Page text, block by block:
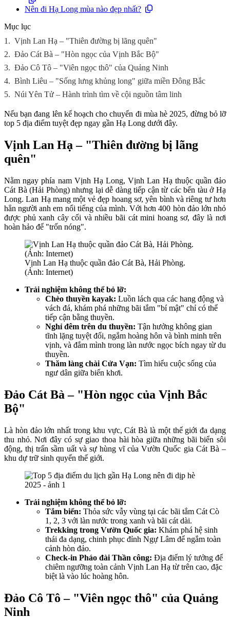
Nên đi Hạ Long mùa nào đẹp nhất?
Mục lục
1. Vịnh Lan Hạ – "Thiên đường bị lãng quên"
2. Đảo Cát Bà – "Hòn ngọc của Vịnh Bắc Bộ"
3. Đảo Cô Tô – "Viên ngọc thô" của Quảng Ninh
4. Bình Liêu – "Sống lưng khủng long" giữa miền Đông Bắc
5. Núi Yên Tử – Hành trình tìm về cội nguồn tâm linh
Nếu bạn đang lên kế hoạch cho chuyến đi mùa hè 2025, đừng bỏ lỡ
top 5 địa điểm tuyệt đẹp ngay gần Hạ Long dưới đây.
Vịnh Lan Hạ – "Thiên đường bị lãng
quên"
Nằm ngay phía nam Vịnh Hạ Long, Vịnh Lan Hạ thuộc quần đảo
Cát Bà (Hải Phòng) nhưng lại dễ dàng tiếp cận từ các bến tàu ở Hạ
Long. Lan Hạ mang một vẻ đẹp hoang sơ, yên bình và riêng tư hơn
hẳn người anh em nổi tiếng của mình. Với hơn 400 hòn đảo lớn nhỏ
được phủ xanh cây cối và nhiều bãi cát mini hoang sơ, đây là nơi
hoàn hảo để "trốn nóng".
Vịnh Lan Hạ thuộc quần đảo Cát Bà, Hải Phòng.
(Ảnh: Internet)
Trải nghiệm không thể bỏ lỡ:
Chèo thuyền kayak: Luồn lách qua các hang động và
vách đá, khám phá những bãi tắm "bí mật" chỉ có thể
tiếp cận bằng thuyền.
Nghỉ đêm trên du thuyền: Tận hưởng không gian
tĩnh lặng tuyệt đối, ngắm hoàng hôn và bình minh trên
vịnh, và đắm mình trong làn nước ngọc bích ngay từ du
thuyền.
Thăm làng chài Cửa Vạn: Tìm hiểu cuộc sống của
ngư dân giữa biển khơi.
Đảo Cát Bà – "Hòn ngọc của Vịnh Bắc
Bộ"
Là hòn đảo lớn nhất trong khu vực, Cát Bà là một thế giới đa dạng
thu nhỏ. Nơi đây có sự giao thoa hài hòa giữa những bãi biển sôi
động, thị trấn sầm uất và sự hùng vĩ của Vườn Quốc gia Cát Bà –
khu dự trữ sinh quyển thế giới.
Trải nghiệm không thể bỏ lỡ:
Tắm biển: Thỏa sức vẫy vùng tại các bãi tắm Cát Cò
1, 2, 3 với làn nước trong xanh và bãi cát dài.
Trekking trong Vườn Quốc gia: Khám phá hệ sinh
thái đa dạng, chinh phục đỉnh Ngự Lâm để ngắm toàn
cảnh hòn đảo.
Check-in Pháo đài Thần công: Địa điểm lý tưởng để
chiêm ngưỡng toàn cảnh Vịnh Lan Hạ từ trên cao, đặc
biệt là vào lúc hoàng hôn.
Đảo Cô Tô – "Viên ngọc thô" của Quảng
Ninh